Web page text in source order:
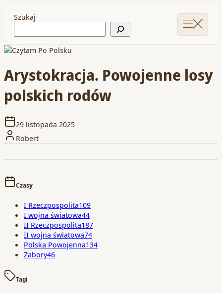
Szukaj
Arystokracja. Powojenne losy
polskich rodów
29 listopada 2025
Robert
Czasy
I Rzeczpospolita109
I wojna światowa44
II Rzeczpospolita187
II wojna światowa74
Polska Powojenna134
Zabory46
Tagi